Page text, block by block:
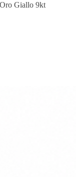
Oro Giallo 9kt